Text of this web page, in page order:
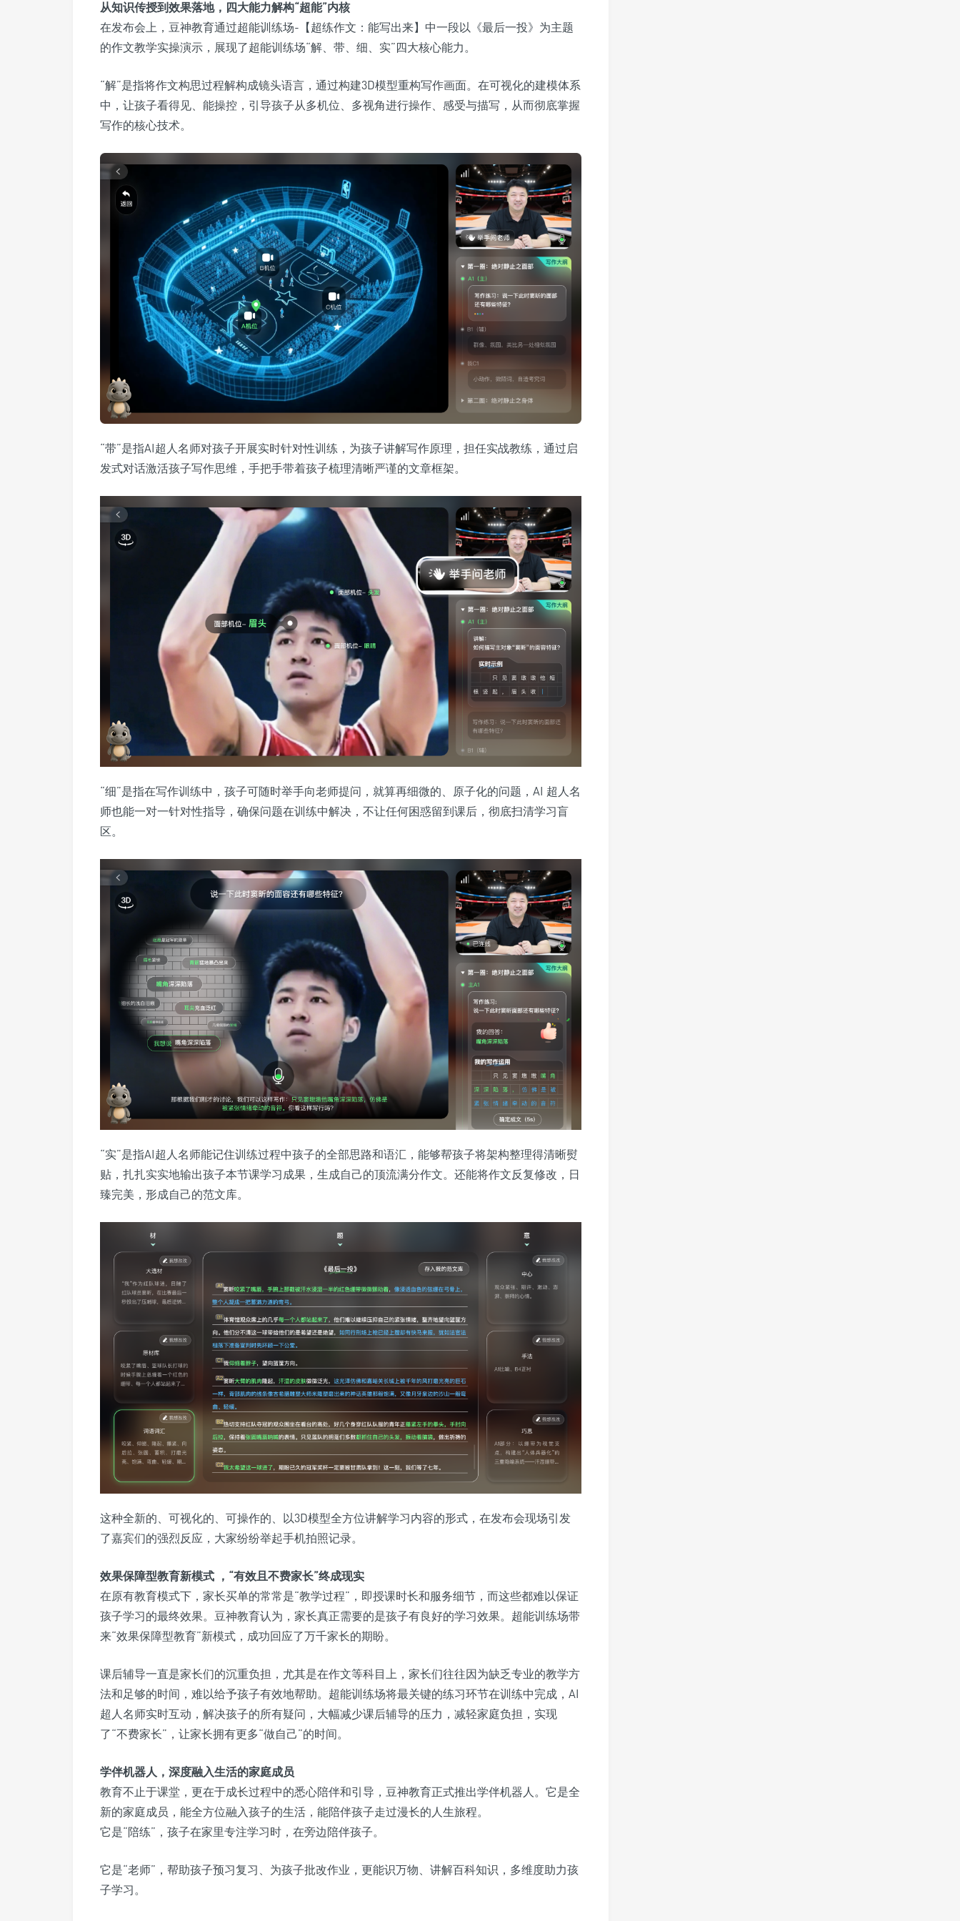
从知识传授到效果落地，四大能力解构“超能”内核
在发布会上，豆神教育通过超能训练场-【超练作文：能写出来】中一段以《最后一投》为主题
的作文教学实操演示，展现了超能训练场“解、带、细、实”四大核心能力。
“解”是指将作文构思过程解构成镜头语言，通过构建3D模型重构写作画面。在可视化的建模体系
中，让孩子看得见、能操控，引导孩子从多机位、多视角进行操作、感受与描写，从而彻底掌握
写作的核心技术。
“带”是指AI超人名师对孩子开展实时针对性训练，为孩子讲解写作原理，担任实战教练，通过启
发式对话激活孩子写作思维，手把手带着孩子梳理清晰严谨的文章框架。
“细”是指在写作训练中，孩子可随时举手向老师提问，就算再细微的、原子化的问题，AI 超人名
师也能一对一针对性指导，确保问题在训练中解决，不让任何困惑留到课后，彻底扫清学习盲
区。
“实”是指AI超人名师能记住训练过程中孩子的全部思路和语汇，能够帮孩子将架构整理得清晰熨
贴，扎扎实实地输出孩子本节课学习成果，生成自己的顶流满分作文。还能将作文反复修改，日
臻完美，形成自己的范文库。
这种全新的、可视化的、可操作的、以3D模型全方位讲解学习内容的形式，在发布会现场引发
了嘉宾们的强烈反应，大家纷纷举起手机拍照记录。
效果保障型教育新模式 ，“有效且不费家长”终成现实
在原有教育模式下，家长买单的常常是“教学过程”，即授课时长和服务细节，而这些都难以保证
孩子学习的最终效果。豆神教育认为，家长真正需要的是孩子有良好的学习效果。超能训练场带
来“效果保障型教育”新模式，成功回应了万千家长的期盼。
课后辅导一直是家长们的沉重负担，尤其是在作文等科目上，家长们往往因为缺乏专业的教学方
法和足够的时间，难以给予孩子有效地帮助。超能训练场将最关键的练习环节在训练中完成，AI
超人名师实时互动，解决孩子的所有疑问，大幅减少课后辅导的压力，减轻家庭负担，实现
了“不费家长”，让家长拥有更多“做自己”的时间。
学伴机器人，深度融入生活的家庭成员
教育不止于课堂，更在于成长过程中的悉心陪伴和引导，豆神教育正式推出学伴机器人。它是全
新的家庭成员，能全方位融入孩子的生活，能陪伴孩子走过漫长的人生旅程。
它是“陪练”，孩子在家里专注学习时，在旁边陪伴孩子。
它是“老师”，帮助孩子预习复习、为孩子批改作业，更能识万物、讲解百科知识，多维度助力孩
子学习。